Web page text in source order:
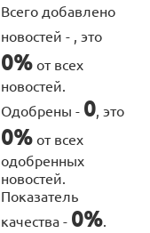
Всего добавлено
новостей - , это
0% от всех
новостей.
Одобрены - 0, это
0% от всех
одобренных
новостей.
Показатель
качества - 0%.